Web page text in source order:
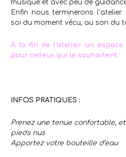
musique et avec peu de
Enfin nous terminerons
soi du moment vécu, au son du
A la fin de l’atelier un
pour celleux qui le souhaitent.
INFOS PRATIQUES :
Prenez une tenue confortable,
pieds nus
Apportez votre bouteille d’eau